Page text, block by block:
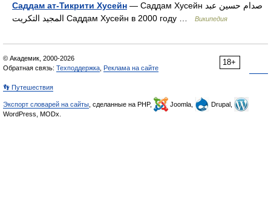
Саддам ат-Тикрити Хусейн — Саддам Хусейн صدام حسين عبد
المجيد التكريت Саддам Хусейн в 2000 году …
Википедия
18+
© Академик, 2000-2026
Обратная связь: Техподдержка Реклама на сайте
👣 Путешествия
Экспорт словарей на сайты , сделанные на PHP, Joomla,
Drupal,
WordPress, MODx.